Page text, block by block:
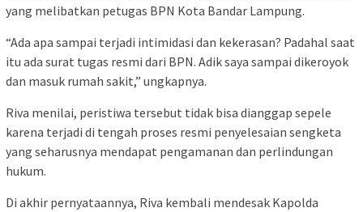
yang melibatkan petugas BPN Kota Bandar Lampung.
“Ada apa sampai terjadi intimidasi dan kekerasan? Padahal saat
itu ada surat tugas resmi dari BPN. Adik saya sampai dikeroyok
dan masuk rumah sakit,” ungkapnya.
Riva menilai, peristiwa tersebut tidak bisa dianggap sepele
karena terjadi di tengah proses resmi penyelesaian sengketa
yang seharusnya mendapat pengamanan dan perlindungan
hukum.
Di akhir pernyataannya, Riva kembali mendesak Kapolda